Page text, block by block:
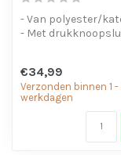
- Van polyester/
- Met
€34,99
Verzonden binnen 1 -
werkdagen